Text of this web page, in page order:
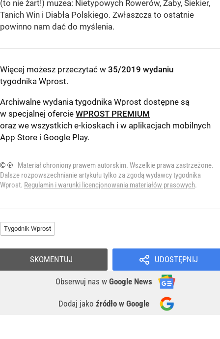
(to nie żart!) muzea: Nietypowych Rowerów, Żaby, Siekier,
Tanich Win i Diabła Polskiego. Zwłaszcza to ostatnie
powinno nam dać do myślenia.
Więcej możesz przeczytać w 35/2019 wydaniu
tygodnika Wprost.
Archiwalne wydania tygodnika Wprost dostępne są
w specjalnej ofercie WPROST PREMIUM
oraz we wszystkich e-kioskach i w aplikacjach mobilnych
App Store i Google Play.
© ℗
Materiał chroniony prawem autorskim. Wszelkie prawa zastrzeżone.
Dalsze rozpowszechnianie artykułu tylko za zgodą wydawcy tygodnika
Wprost. Regulamin i warunki licencjonowania materiałów prasowych.
Tygodnik Wprost
UDOSTĘPNIJ
Obserwuj nas w Google News
Dodaj jako źródło w Google
SKOMENTUJ